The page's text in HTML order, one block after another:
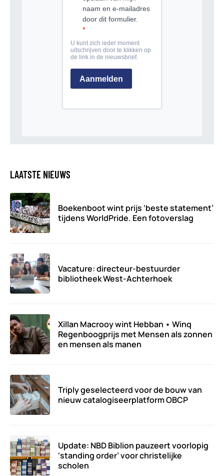
LAATSTE NIEUWS
Boekenboot wint prijs ‘beste statement’
tijdens WorldPride. Een fotoverslag
Vacature: directeur-bestuurder
bibliotheek West-Achterhoek
Xillan Macrooy wint Hebban • Winq
Regenboogprijs met Mensen als zonnen
en mensen als manen
Triply geselecteerd voor de bouw van
nieuw catalogiseerplatform OBCP
Update: NBD Biblion pauzeert voorlopig
‘standing order’ voor christelijke
scholen